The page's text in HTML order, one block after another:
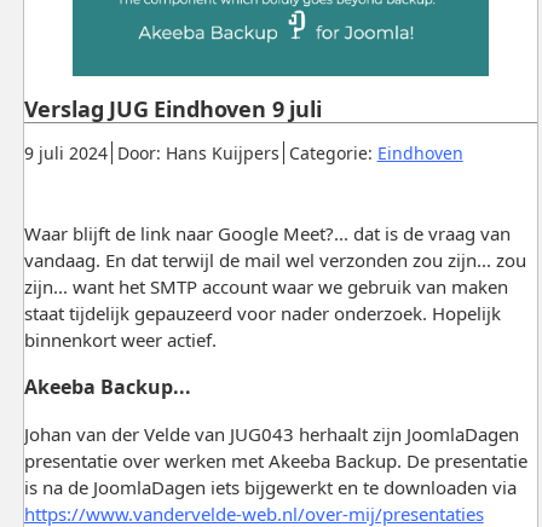
Gepubliceerd:
9 juli 2024. Door: Hans Kuijpers. Categorie: Eindhoven.
Verslag JUG Eindhoven 9 juli
Waar blijft de link naar Google Meet?... dat is de vraag van
vandaag. En dat terwijl de mail wel verzonden zou zijn... zou
zijn... want het SMTP account waar we gebruik van maken
staat tijdelijk gepauzeerd voor nader onderzoek. Hopelijk
binnenkort weer actief.
Akeeba Backup...
Johan van der Velde van JUG043 herhaalt zijn JoomlaDagen
presentatie over werken met Akeeba Backup. De presentatie
is na de JoomlaDagen iets bijgewerkt en te downloaden via
https://www.vandervelde-web.nl/over-mij/presentaties